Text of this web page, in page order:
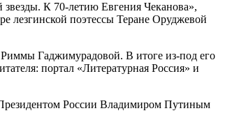
К 70-летию Евгения Чеканова»,
лезгинской поэтессы Теране Оруджевой
Гаджимурадовой. В итоге из-под его
портал «Литературная Россия» и
Президентом России Владимиром Путиным